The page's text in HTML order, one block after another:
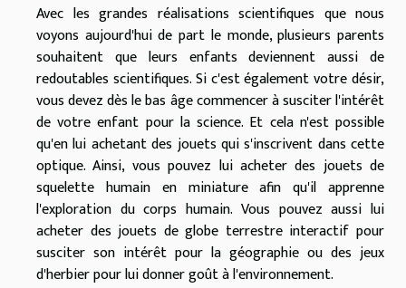
Avec les grandes réalisations scientifiques que nous
voyons aujourd'hui de part le monde, plusieurs parents
souhaitent que leurs enfants deviennent aussi de
redoutables scientifiques. Si c'est également votre désir,
vous devez dès le bas âge commencer à susciter l'intérêt
de votre enfant pour la science. Et cela n'est possible
qu'en lui achetant des jouets qui s'inscrivent dans cette
optique. Ainsi, vous pouvez lui acheter des jouets de
squelette humain en miniature afin qu'il apprenne
l'exploration du corps humain. Vous pouvez aussi lui
acheter des jouets de globe terrestre interactif pour
susciter son intérêt pour la géographie ou des jeux
d'herbier pour lui donner goût à l'environnement.